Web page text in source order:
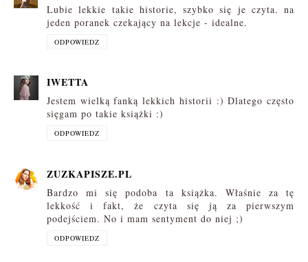
Lubie lekkie takie historie, szybko się je czyta. na
jeden poranek czekający na lekcje - idealne.
ODPOWIEDZ
IWETTA
Jestem wielką fanką lekkich historii :) Dlatego często
sięgam po takie książki :)
ODPOWIEDZ
ZUZKAPISZE.PL
Bardzo mi się podoba ta książka. Właśnie za tę
lekkość i fakt, że czyta się ją za pierwszym
podejściem. No i mam sentyment do niej ;)
ODPOWIEDZ